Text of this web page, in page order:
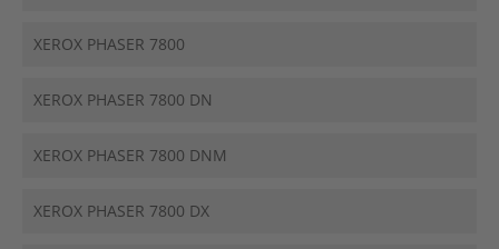
XEROX PHASER 7800
XEROX PHASER 7800 DN
XEROX PHASER 7800 DNM
XEROX PHASER 7800 DX